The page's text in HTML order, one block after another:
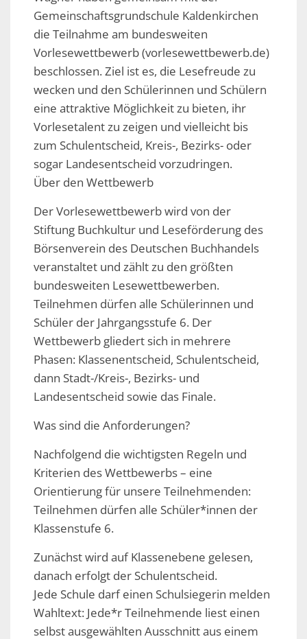
Gemeinschaftsgrundschule Kaldenkirchen
die Teilnahme am bundesweiten
Vorlesewettbewerb (vorlesewettbewerb.de)
beschlossen. Ziel ist es, die Lesefreude zu
wecken und den Schülerinnen und Schülern
eine attraktive Möglichkeit zu bieten, ihr
Vorlesetalent zu zeigen und vielleicht bis
zum Schulentscheid, Kreis-, Bezirks- oder
sogar Landesentscheid vorzudringen.
Über den Wettbewerb
Der Vorlesewettbewerb wird von der
Stiftung Buchkultur und Leseförderung des
Börsenverein des Deutschen Buchhandels
veranstaltet und zählt zu den größten
bundesweiten Lesewettbewerben.
Teilnehmen dürfen alle Schülerinnen und
Schüler der Jahrgangsstufe 6. Der
Wettbewerb gliedert sich in mehrere
Phasen: Klassenentscheid, Schulentscheid,
dann Stadt-/Kreis-, Bezirks- und
Landesentscheid sowie das Finale.
Was sind die Anforderungen?
Nachfolgend die wichtigsten Regeln und
Kriterien des Wettbewerbs – eine
Orientierung für unsere Teilnehmenden:
Teilnehmen dürfen alle Schüler*innen der
Klassenstufe 6.
Zunächst wird auf Klassenebene gelesen,
danach erfolgt der Schulentscheid.
Jede Schule darf einen Schulsiegerin melden
Wahltext: Jede*r Teilnehmende liest einen
selbst ausgewählten Ausschnitt aus einem